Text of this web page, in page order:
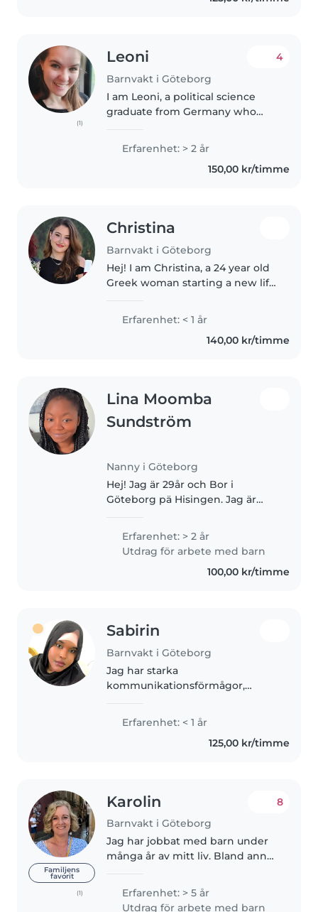
(1)
Leoni
Barnvakt i Göteborg
4
I am Leoni, a political science
graduate from Germany who
have experience with infants -
both through helping out family
members and because I worked..
Erfarenhet: > 2 år
150,00 kr/timme
Christina
Barnvakt i Göteborg
Hej! I am Christina, a 24 year old
Greek woman starting a new life
Midwife (certified in Greece but
not in Sweden yet) starting her
"Global Health" Masters..
Erfarenhet: < 1 år
140,00 kr/timme
Lina Moomba
Sundström
Nanny i Göteborg
Hej! Jag är 29år och Bor i
Göteborg pä Hisingen. Jag är
just nu som timvikarie på olika
förskolor i Guldheden men jag
känner att jag vill ha något vid..
Erfarenhet: > 2 år
Utdrag för arbete med barn
100,00 kr/timme
Sabirin
Barnvakt i Göteborg
Jag har starka
kommunikationsförmågor,
jag är bra på att uttrycka mina
tankar tydligt. Jag har ett bra
minne och kan förstå mönster
Erfarenhet: < 1 år
125,00 kr/timme
Familjens
favorit
(1)
Karolin
Barnvakt i Göteborg
8
Jag har jobbat med barn under
många år av mitt liv. Bland annat
speciella behov. Har jobbat på
skola som elevassistent där jag
Erfarenhet: > 5 år
Utdrag för arbete med barn